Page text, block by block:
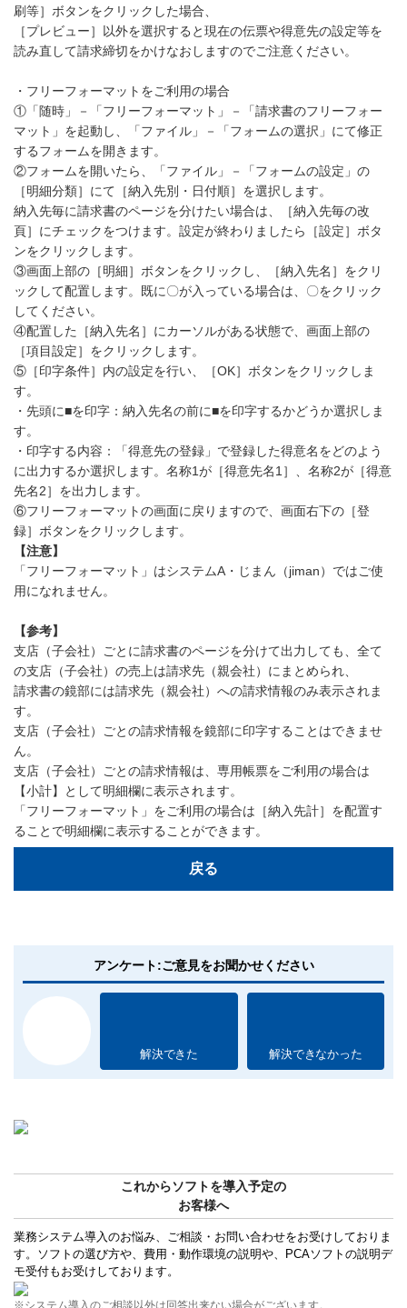
刷等］ボタンをクリックした場合、
［プレビュー］以外を選択すると現在の伝票や得意先の設定等を
読み直して請求締切をかけなおしますのでご注意ください。
・フリーフォーマットをご利用の場合
①「随時」－「フリーフォーマット」－「請求書のフリーフォー
マット」を起動し、「ファイル」－「フォームの選択」にて修正
するフォームを開きます。
②フォームを開いたら、「ファイル」－「フォームの設定」の
［明細分類］にて［納入先別・日付順］を選択します。
納入先毎に請求書のページを分けたい場合は、［納入先毎の改
頁］にチェックをつけます。設定が終わりましたら［設定］ボタ
ンをクリックします。
③画面上部の［明細］ボタンをクリックし、［納入先名］をクリ
ックして配置します。既に〇が入っている場合は、〇をクリック
してください。
④配置した［納入先名］にカーソルがある状態で、画面上部の
［項目設定］をクリックします。
⑤［印字条件］内の設定を行い、［OK］ボタンをクリックしま
す。
・先頭に■を印字：納入先名の前に■を印字するかどうか選択しま
す。
・印字する内容：「得意先の登録」で登録した得意名をどのよう
に出力するか選択します。名称1が［得意先名1］、名称2が［得意
先名2］を出力します。
⑥フリーフォーマットの画面に戻りますので、画面右下の［登
録］ボタンをクリックします。
【注意】
「フリーフォーマット」はシステムA・じまん（jiman）ではご使
用になれません。
【参考】
支店（子会社）ごとに請求書のページを分けて出力しても、全て
の支店（子会社）の売上は請求先（親会社）にまとめられ、
請求書の鏡部には請求先（親会社）への請求情報のみ表示されま
す。
支店（子会社）ごとの請求情報を鏡部に印字することはできませ
ん。
支店（子会社）ごとの請求情報は、専用帳票をご利用の場合は
【小計】として明細欄に表示されます。
「フリーフォーマット」をご利用の場合は［納入先計］を配置す
ることで明細欄に表示することができます。
戻る
アンケート:ご意見をお聞かせください
解決できた 解決できなかった
これからソフトを導入予定の
お客様へ
業務システム導入のお悩み、ご相談・お問い合わせをお受けしておりま
す。ソフトの選び方や、費用・動作環境の説明や、PCAソフトの説明デ
モ受付もお受けしております。
※システム導入のご相談以外は回答出来ない場合がございます。